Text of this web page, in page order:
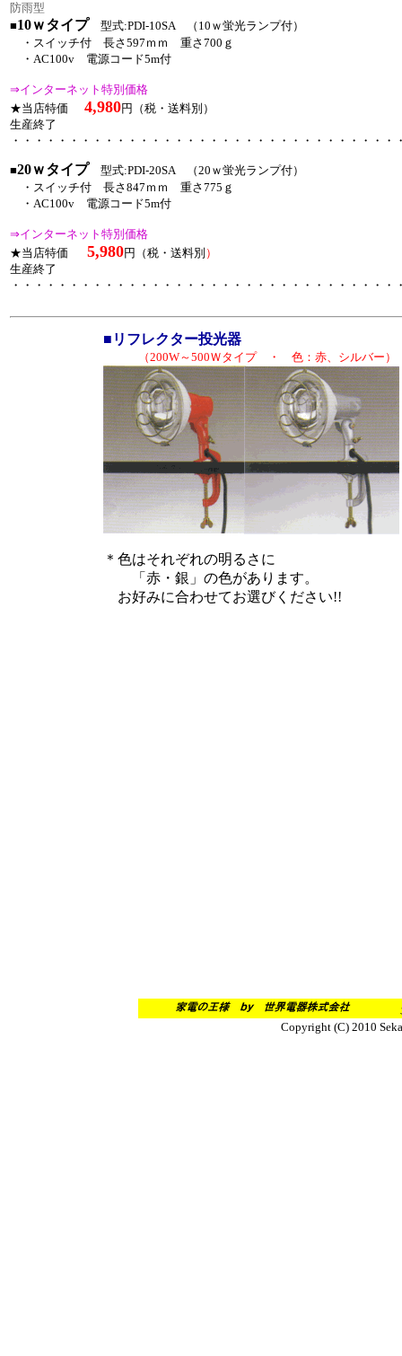
防雨型
■10ｗタイプ 型式:PDI-10SA （10ｗ蛍光ランプ付）
・スイッチ付 長さ597ｍｍ 重さ700ｇ
・AC100v 電源コード5m付
⇒インターネット特別価格
★当店特価
4,980円（税・送料別）
生産終了
・・・・・・・・・・・・・・・・・・・・・・・・・・・・・・・・・
■20ｗタイプ 型式:PDI-20SA （20ｗ蛍光ランプ付）
・スイッチ付 長さ847ｍｍ 重さ775ｇ
・AC100v 電源コード5m付
⇒インターネット特別価格
★当店特価
5,980円（税・送料別 ）
生産終了
・・・・・・・・・・・・・・・・・・・・・・・・・・・・・・・・・
■リフレクター投光器
（200W～500Ｗタイプ ・ 色：赤、シルバー）
＊色はそれぞれの明るさに
「赤・銀」の色があります。
お好みに合わせてお選びください!!
ご質問
Copyright (C) 2010